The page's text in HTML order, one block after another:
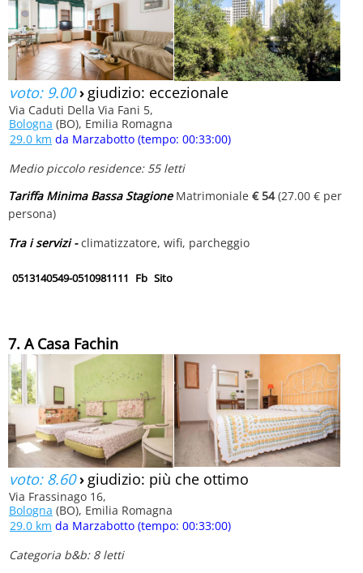
voto: 9.00› giudizio: eccezionale
Via Caduti Della Via Fani 5,
Bologna (BO), Emilia Romagna
29.0 km da Marzabotto (tempo: 00:33:00)
Medio piccolo residence: 55 letti
Tariffa Minima Bassa StagioneMatrimoniale € 54(27.00 € per
persona)
Tra i servizi -climatizzatore, wifi, parcheggio
0513140549-0510981111 Fb Sito
7. A Casa Fachin
voto: 8.60› giudizio: più che ottimo
Via Frassinago 16,
Bologna (BO), Emilia Romagna
29.0 km da Marzabotto (tempo: 00:33:00)
Categoria b&b: 8 letti